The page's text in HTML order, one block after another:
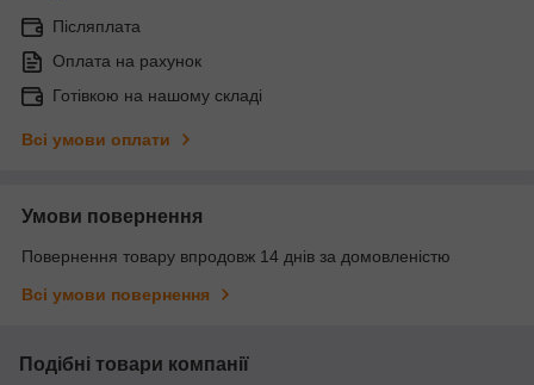
Післяплата
Оплата на рахунок
Готівкою на нашому складі
Всі умови оплати
Умови повернення
Повернення товару впродовж 14 днів за домовленістю
Всі умови повернення
Подібні товари компанії